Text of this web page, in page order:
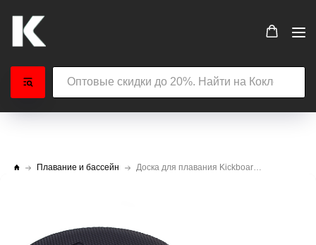
Плавание и бассейн Доска для плавания Kickboard Pull Kick Super Hard Mad Wave